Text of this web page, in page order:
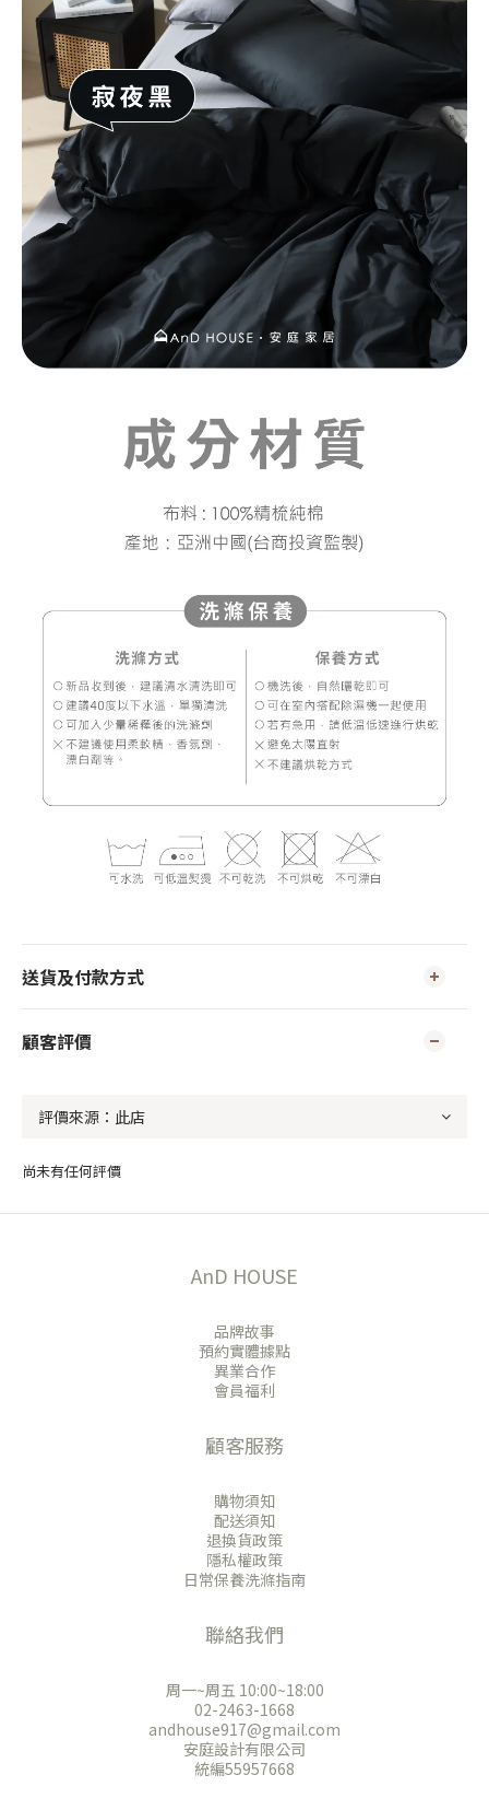
送貨及付款方式
顧客評價
尚未有任何評價
AnD HOUSE
品牌故事
預約實體據點
異業合作
會員福利
顧客服務
購物須知
配送須知
退換貨政策
隱私權政策
日常保養洗滌指南
聯絡我們
周一~周五 10:00~18:00
02-2463-1668
andhouse917@gmail.com
安庭設計有限公司
統編55957668